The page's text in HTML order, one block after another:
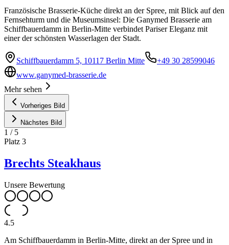
Französische Brasserie-Küche direkt an der Spree, mit Blick auf den
Fernsehturm und die Museumsinsel: Die Ganymed Brasserie am
Schiffbauerdamm in Berlin-Mitte verbindet Pariser Eleganz mit
einer der schönsten Wasserlagen der Stadt.
Schiffbauerdamm 5, 10117 Berlin Mitte
+49 30 28599046
www.ganymed-brasserie.de
Mehr sehen
Vorheriges Bild
Nächstes Bild
1 / 5
Platz 3
Brechts Steakhaus
Unsere Bewertung
4.5
Am Schiffbauerdamm in Berlin-Mitte, direkt an der Spree und in